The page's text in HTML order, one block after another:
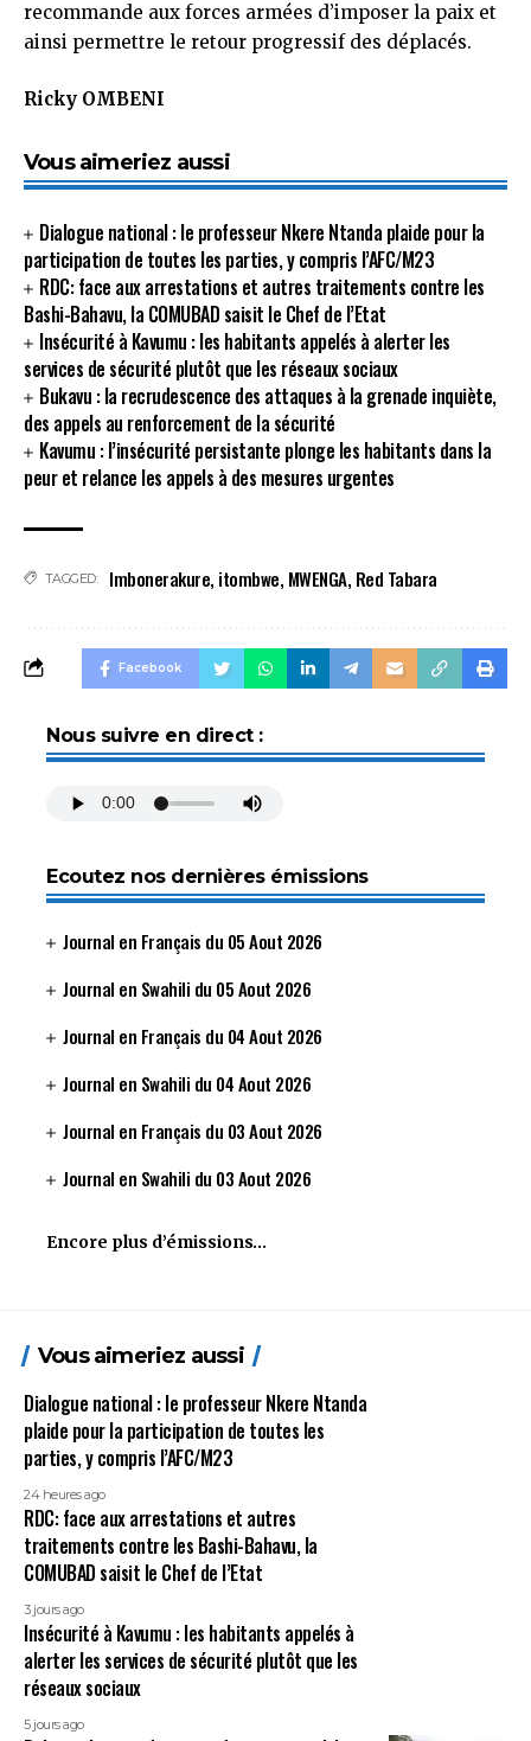
recommande aux forces armées d’imposer la paix et
ainsi permettre le retour progressif des déplacés.
Ricky OMBENI
Vous aimeriez aussi
Dialogue national : le professeur Nkere Ntanda plaide pour la
participation de toutes les parties, y compris l’AFC/M23
RDC: face aux arrestations et autres traitements contre les
Bashi-Bahavu, la COMUBAD saisit le Chef de l’Etat
Insécurité à Kavumu : les habitants appelés à alerter les
services de sécurité plutôt que les réseaux sociaux
Bukavu : la recrudescence des attaques à la grenade inquiète,
des appels au renforcement de la sécurité
Kavumu : l’insécurité persistante plonge les habitants dans la
peur et relance les appels à des mesures urgentes
TAGGED: Imbonerakure, itombwe, MWENGA, Red Tabara
Facebook
Nous suivre en direct :
Ecoutez nos dernières émissions
Journal en Français du 05 Aout 2026
Journal en Swahili du 05 Aout 2026
Journal en Français du 04 Aout 2026
Journal en Swahili du 04 Aout 2026
Journal en Français du 03 Aout 2026
Journal en Swahili du 03 Aout 2026
Encore plus d’émissions…
Vous aimeriez aussi
Dialogue national : le professeur Nkere Ntanda
plaide pour la participation de toutes les
parties, y compris l’AFC/M23
24 heures ago
RDC: face aux arrestations et autres
traitements contre les Bashi-Bahavu, la
COMUBAD saisit le Chef de l’Etat
3 jours ago
Insécurité à Kavumu : les habitants appelés à
alerter les services de sécurité plutôt que les
réseaux sociaux
5 jours ago